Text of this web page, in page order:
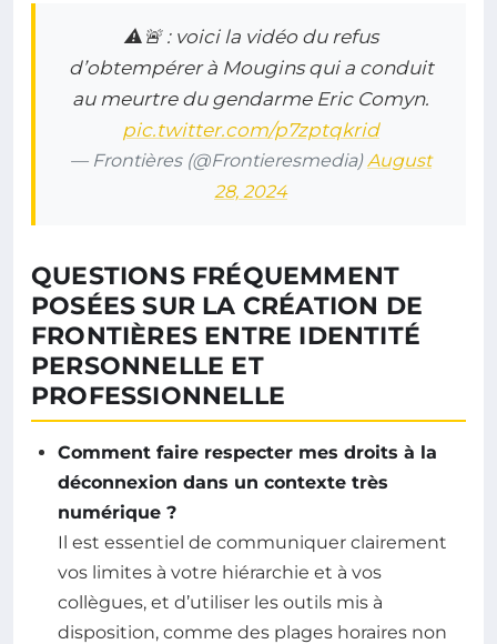
⚠️🚨 : voici la vidéo du refus
d’obtempérer à Mougins qui a conduit
au meurtre du gendarme Eric Comyn.
pic.twitter.com/p7zptqkrid
— Frontières (@Frontieresmedia)August
28, 2024
QUESTIONS FRÉQUEMMENT
POSÉES SUR LA CRÉATION DE
FRONTIÈRES ENTRE IDENTITÉ
PERSONNELLE ET
PROFESSIONNELLE
Comment faire respecter mes droits à la
déconnexion dans un contexte très
numérique ?
Il est essentiel de communiquer clairement
vos limites à votre hiérarchie et à vos
collègues, et d’utiliser les outils mis à
disposition, comme des plages horaires non